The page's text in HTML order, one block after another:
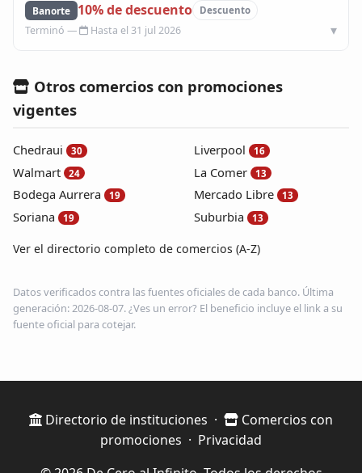
Banorte 10% de descuento Descuento
Hasta el 31 jul 2026
Otros comercios con promociones
vigentes
Chedraui 30
Walmart 24
Bodega Aurrera 19
Soriana 19
Liverpool 16
La Comer 13
Mercado Libre 13
Suburbia 13
Ver el directorio completo de comercios (A-Z)
Datos verificados contra las fuentes oficiales de cada banco. Última
generación: 2026-08-07. ¿Ves un error? El beneficio incluye el link a su
fuente oficial para cotejar.
Directorio de instituciones ·
Comercios con
promociones · Privacidad